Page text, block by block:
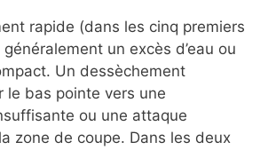
rapide (dans les cinq premiers
un excès d’eau ou
Un dessèchement
le bas pointe vers une
ou une attaque
zone de coupe. Dans les deux